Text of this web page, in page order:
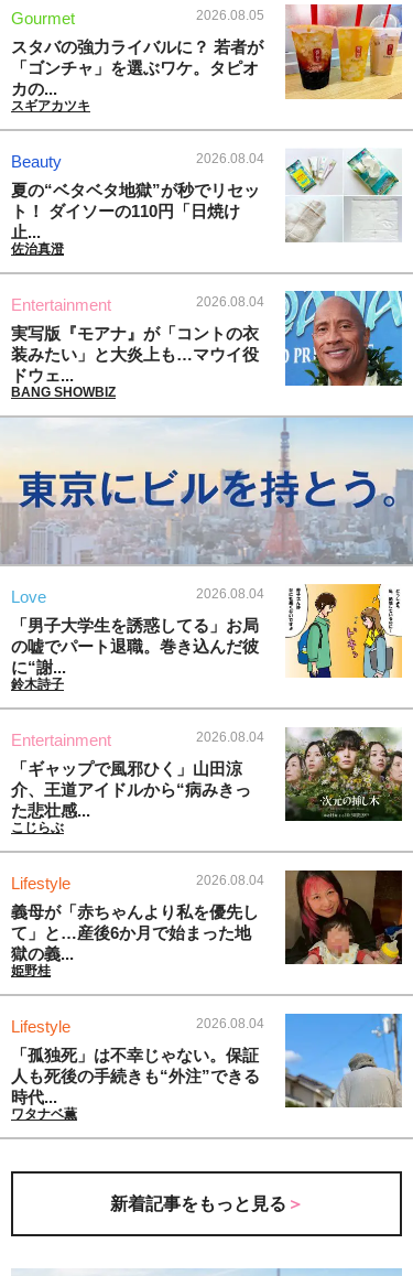
Gourmet 2026.08.05
スタバの強力ライバルに？ 若者が
「ゴンチャ」を選ぶワケ。タピオ
カの...
スギアカツキ
Beauty 2026.08.04
夏の“ベタベタ地獄”が秒でリセッ
ト！ ダイソーの110円「日焼け
止...
佐治真澄
Entertainment 2026.08.04
実写版『モアナ』が「コントの衣
装みたい」と大炎上も…マウイ役
ドウェ...
BANG SHOWBIZ
Love 2026.08.04
「男子大学生を誘惑してる」お局
の嘘でパート退職。巻き込んだ彼
に“謝...
鈴木詩子
Entertainment 2026.08.04
「ギャップで風邪ひく」山田涼
介、王道アイドルから“病みきっ
た悲壮感...
こじらぶ
Lifestyle 2026.08.04
義母が「赤ちゃんより私を優先し
て」と…産後6か月で始まった地
獄の義...
姫野桂
Lifestyle 2026.08.04
「孤独死」は不幸じゃない。保証
人も死後の手続きも“外注”できる
時代...
ワタナベ薫
新着記事をもっと見る